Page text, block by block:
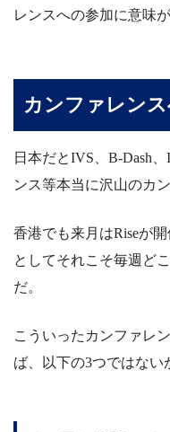
レンスへの参加に意味
カンファレン
日本だとIVS、B-Dash
ンス等本当に沢山のカ
香港でも来月はRiseが
としてそれこそ毎週ど
だ。
こういったカンファレ
ば、以下の3つではない